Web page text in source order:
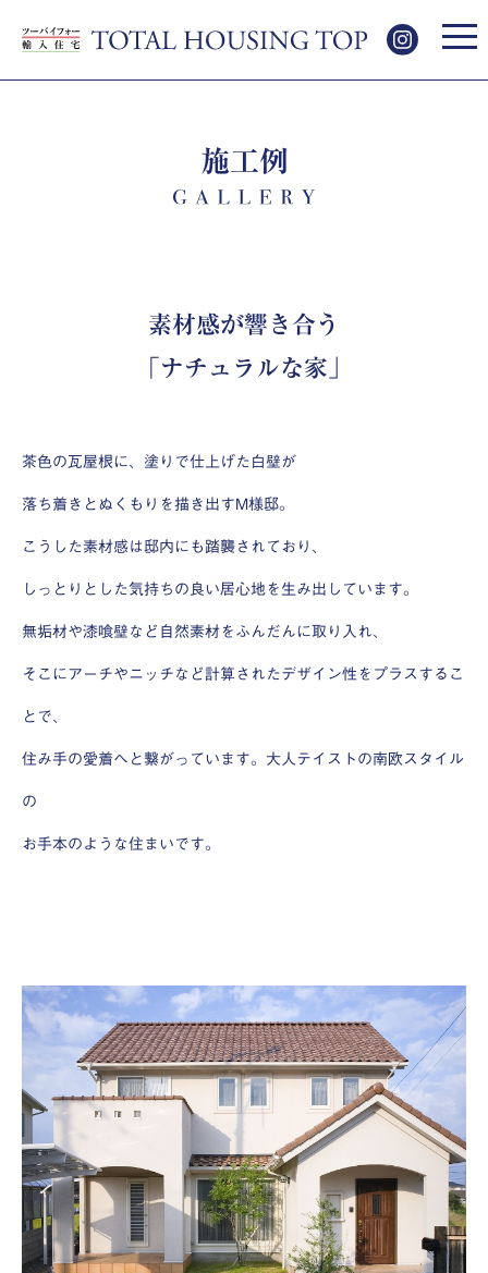
施工例
素材感が響き合う
「ナチュラルな家」
茶色の瓦屋根に、塗りで仕上げた白壁が
落ち着きとぬくもりを描き出すM様邸。
こうした素材感は邸内にも踏襲されており、
しっとりとした気持ちの良い居心地を生み出しています。
無垢材や漆喰壁など自然素材をふんだんに取り入れ、
そこにアーチやニッチなど計算されたデザイン性をプラスするこ
とで、
住み手の愛着へと繋がっています。大人テイストの南欧スタイル
の
お手本のような住まいです。